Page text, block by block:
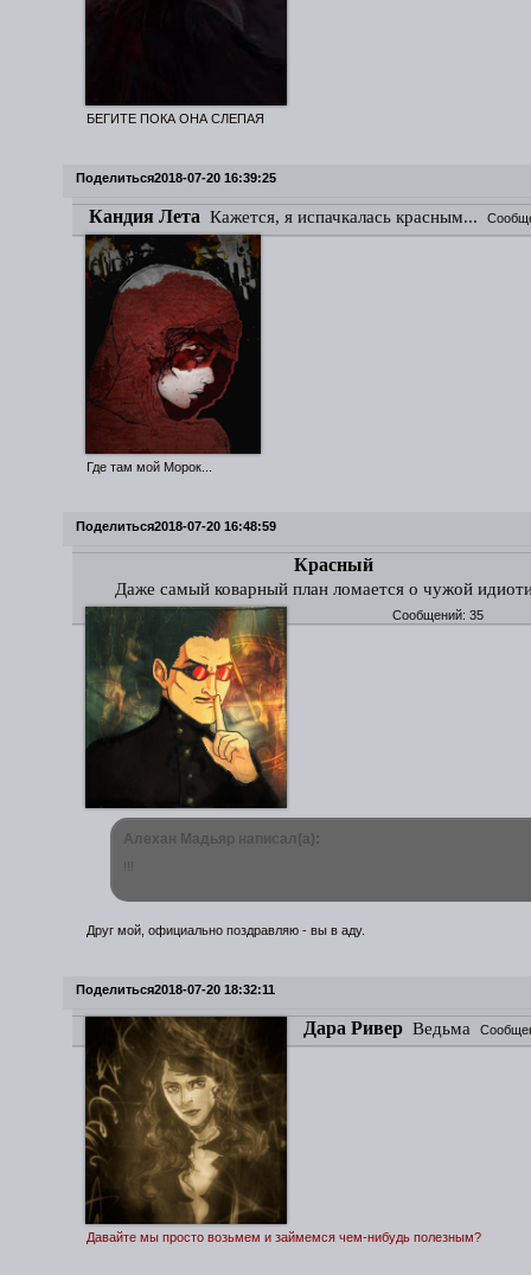
БЕГИТЕ ПОКА ОНА СЛЕПАЯ
Поделиться2018-07-20 16:39:25
Кандия Лета Кажется, я испачкалась красным...
Где там мой Морок...
Поделиться2018-07-20 16:48:59
Красный
Даже самый коварный план ломается о чужой
Сообщений: 35
Алехан Мадьяр написал(а):
!!!
Друг мой, официально поздравляю - вы в аду.
Поделиться2018-07-20 18:32:11
Дара Ривер Ведьма
Давайте мы просто возьмем и займемся чем-нибудь полезным?